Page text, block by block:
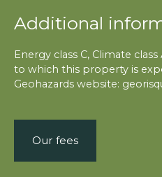
Additional
Energy class C, Climate
to which this property is
Geohazards website:
Our fees